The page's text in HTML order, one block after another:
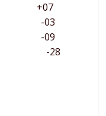
-03
-09
-28